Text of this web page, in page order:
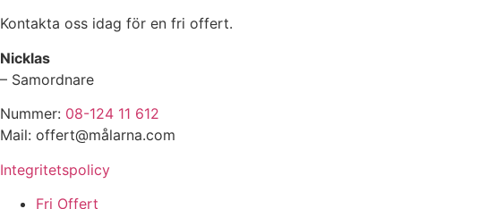
Kontakta oss idag för en fri offert.
Nicklas
– Samordnare
Nummer: 08-124 11 612
Mail: offert@målarna.com
Integritetspolicy
Fri Offert